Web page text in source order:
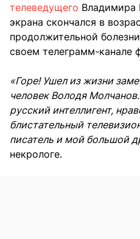
телеведущего Владимира
экрана скончался в
продолжительной
своем телеграмм-канале
«Горе! Ушел из жизни
человек Володя
русский интеллигент,
блистательный
писатель и мой большой
некрологе.